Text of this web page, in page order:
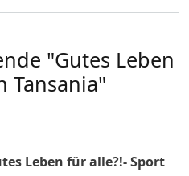
"Gutes Leben
Tansania"
Leben für alle?!- Sport